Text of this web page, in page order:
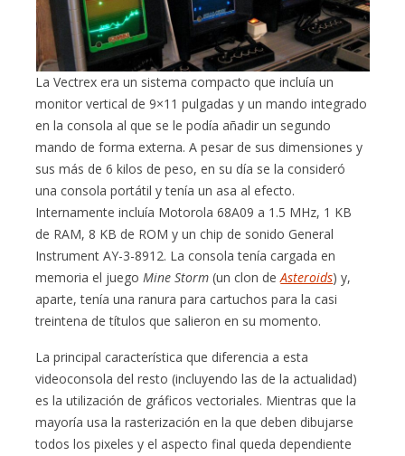
La Vectrex era un sistema compacto que incluía un
monitor vertical de 9×11 pulgadas y un mando integrado
en la consola al que se le podía añadir un segundo
mando de forma externa. A pesar de sus dimensiones y
sus más de 6 kilos de peso, en su día se la consideró
una consola portátil y tenía un asa al efecto.
Internamente incluía Motorola 68A09 a 1.5 MHz, 1 KB
de RAM, 8 KB de ROM y un chip de sonido General
Instrument AY-3-8912. La consola tenía cargada en
memoria el juegoMine Storm (un clon deAsteroids) y,
aparte, tenía una ranura para cartuchos para la casi
treintena de títulos que salieron en su momento.
La principal característica que diferencia a esta
videoconsola del resto (incluyendo las de la actualidad)
es la utilización de gráficos vectoriales. Mientras que la
mayoría usa la rasterización en la que deben dibujarse
todos los pixeles y el aspecto final queda dependiente